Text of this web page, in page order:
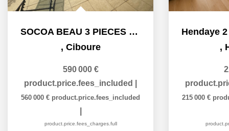
SOCOA BEAU 3 PIECES PROCHE PLAGE
, Ciboure
590 000 €
product.price.fees_included
560 000 € product.price.fees_included
product.price.fees_charges.full
,
215 000 €